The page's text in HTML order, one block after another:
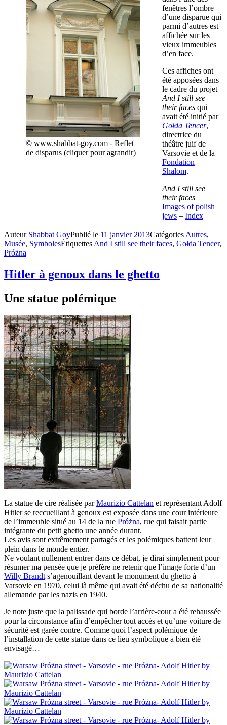
© www.shabbat-goy.com - Reflet
de disparus (cliquer pour agrandir)
fenêtres l’ombre
d’une disparue qui
parmi d’autres est
affichée sur les
vieux immeubles
d’en face.
Ces affiches ont
été apposées dans
le cadre du projet
And I still see
their faces qui
avait été initié par
Gołda Tencer,
directrice du
théâtre juif de
Varsovie et de la
Fondation
Shalom.
And I still see
their faces
Images of polish
jews – Index
Auteur Shabbat GoyPublié le 11 janvier 2013Catégories Autres,
Musée, SymbolesÉtiquettes And I still see their faces, Gołda Tencer,
Próżna
Hitler à genoux dans le ghetto
Une statue polémique
La statue de cire réalisée parMaurizio Cattelan et représentant Adolf
Hitler se reccueillant à genoux est exposée dans une cour intérieure
de l’immeuble situé au 14 de la rue Próżna, rue qui faisait partie
intégrante du petit ghetto une année durant.
Les avis sont extrêmement partagés et les polémiques battent leur
plein dans le monde entier.
Ne voulant nullement entrer dans ce débat, je dirai simplement pour
résumer ma pensée que je préfère ne retenir que l’image forte d’un
Willy Brandt s’agenouillant devant le monument du ghetto à
Varsovie en 1970, celui là même qui avait été déchu de sa nationalité
allemande par les nazis en 1940.
Je note juste que la palissade qui borde l’arrière-cour a été rehaussée
pour la circonstance afin d’empêcher tout accès et qu’une voiture de
sécurité est garée contre. Comme quoi l’aspect polémique de
l’installation de cette statue dans ce lieu symbolique a bien été
envisagé…